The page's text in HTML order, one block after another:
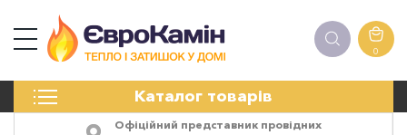
0
Каталог товарів
ПЕЧІ
Офіційний представник провідних